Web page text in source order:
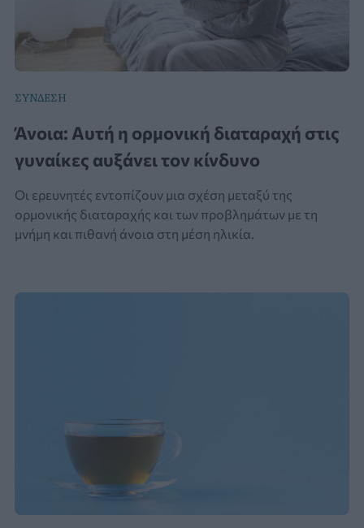
ΣΥΝΔΕΣΗ
Άνοια: Αυτή η ορμονική διαταραχή στις
γυναίκες αυξάνει τον κίνδυνο
Οι ερευνητές εντοπίζουν μια σχέση μεταξύ της
ορμονικής διαταραχής και των προβλημάτων με τη
μνήμη και πιθανή άνοια στη μέση ηλικία.